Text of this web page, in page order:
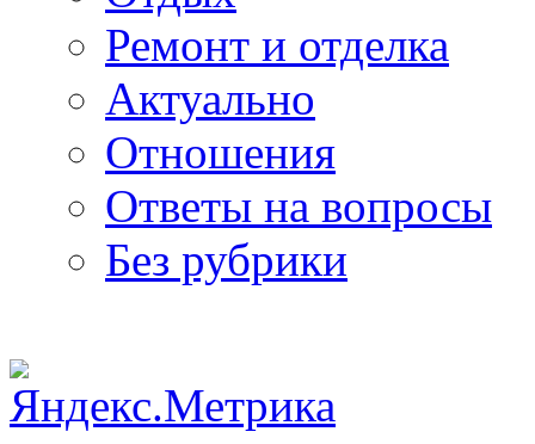
Ремонт и отделка
Актуально
Отношения
Ответы на вопросы
Без рубрики